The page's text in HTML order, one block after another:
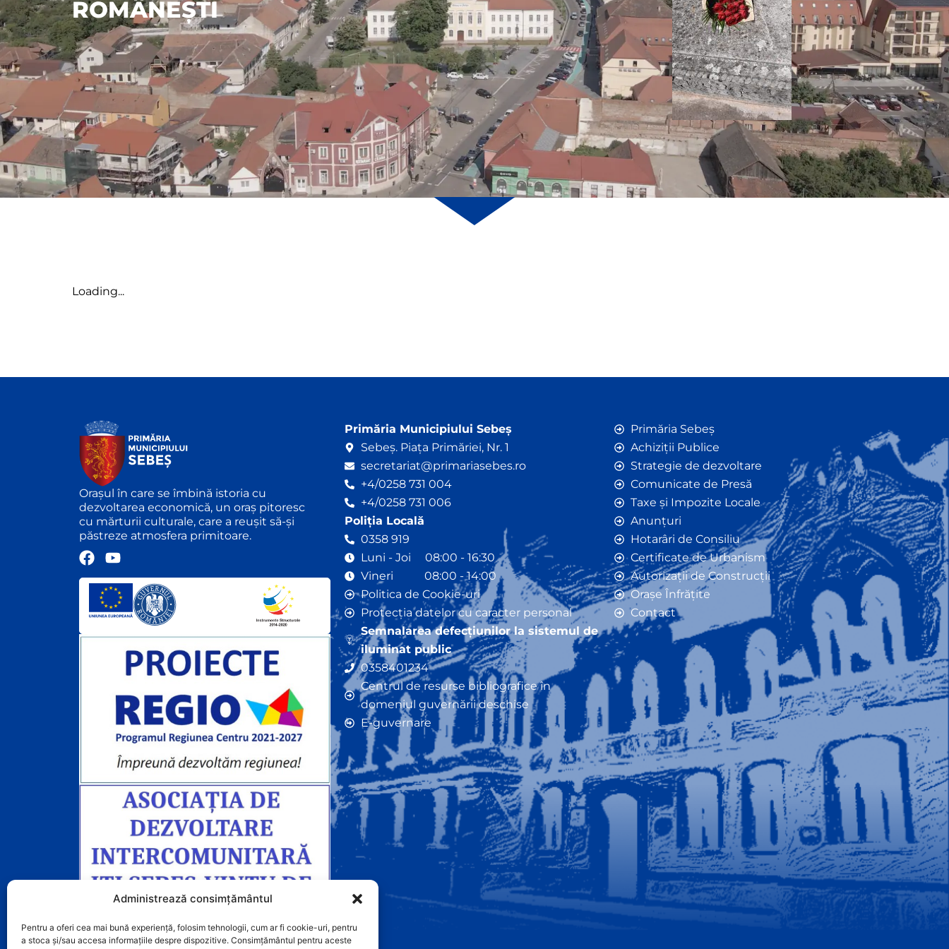
Administrează consimțământul
Pentru a oferi cea mai bună experiență, folosim tehnologii, cum ar fi cookie-uri, pentru
a stoca și/sau accesa informațiile despre dispozitive. Consimțământul pentru aceste
ROMÂNEȘTI
Loading...
Orașul în care se îmbină istoria cu
dezvoltarea economică, un oraș pitoresc
cu mărturii culturale, care a reușit să-și
păstreze atmosfera primitoare.
F
c
b
o
Y
u
t
u
b
Primăria Municipiului Sebeș
Sebeș. Piața Primăriei, Nr. 1
secretariat@primariasebes.ro
+4/0258 731 004
+4/0258 731 006
Poliția Locală
0358 919
Luni - Joi 08:00 - 16:30
Vineri 08:00 - 14:00
Politica de Cookie-uri
Protecția datelor cu caracter personal
Semnalarea defecțiunilor la sistemul de
iluminat public
0358401234
Centrul de resurse bibliografice în
domeniul guvernării deschise
E-guvernare
Primăria Sebeș
Achiziții Publice
Strategie de dezvoltare
Comunicate de Presă
Taxe și Impozite Locale
Anunțuri
Hotarâri de Consiliu
Certificate de Urbanism
Autorizații de Construcții
Orașe Înfrățite
Contact